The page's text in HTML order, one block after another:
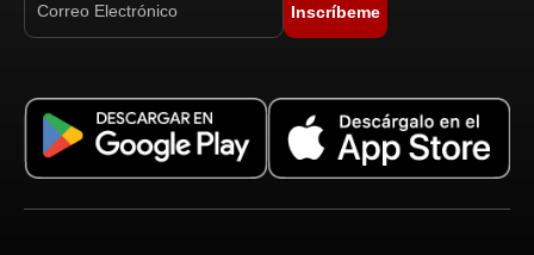
Inscríbeme